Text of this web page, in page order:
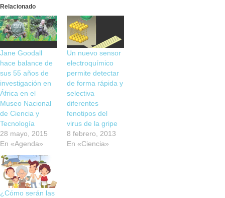
Relacionado
Jane Goodall
hace balance de
sus 55 años de
investigación en
África en el
Museo Nacional
de Ciencia y
Tecnología
28 mayo, 2015
En «Agenda»
Un nuevo sensor
electroquímico
permite detectar
de forma rápida y
selectiva
diferentes
fenotipos del
virus de la gripe
8 febrero, 2013
En «Ciencia»
¿Cómo serán las